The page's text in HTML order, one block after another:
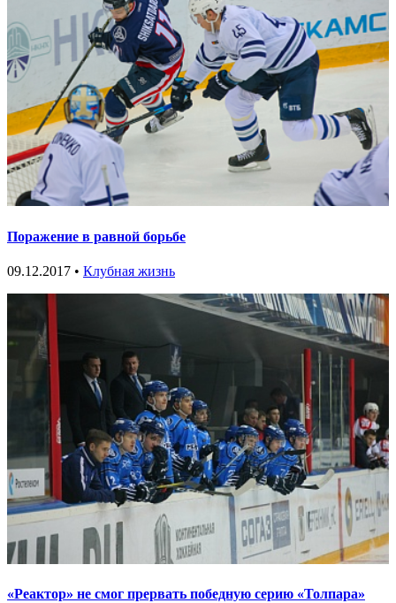
Поражение в равной борьбе
09.12.2017 • Клубная жизнь
«Реактор» не смог прервать победную серию «Толпара»